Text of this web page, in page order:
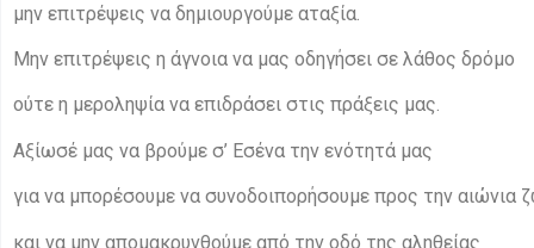
μην επιτρέψεις να δημιουργούμε αταξία.
Μην επιτρέψεις η άγνοια να μας οδηγήσει σε λάθος δρόμο
ούτε η μεροληψία να επιδράσει στις πράξεις μας.
Αξίωσέ μας να βρούμε σ’ Εσένα την ενότητά μας
για να μπορέσουμε να συνοδοιπορήσουμε προς την αιώνια
και να μην απομακρυνθούμε από την οδό της αληθείας